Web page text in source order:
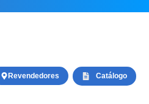
Catálogo
Revendedores